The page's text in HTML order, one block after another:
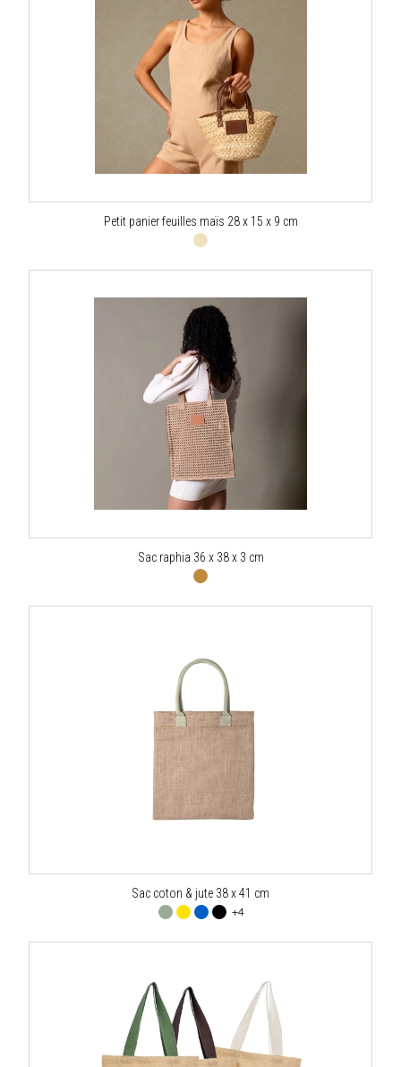
Petit panier feuilles maïs 28 x 15 x 9 cm
Sac raphia 36 x 38 x 3 cm
Sac coton & jute 38 x 41 cm
+4